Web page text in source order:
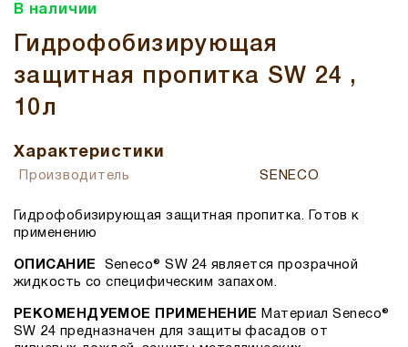
В наличии
Гидрофобизирующая
защитная пропитка SW 24 ,
10л
Характеристики
Производитель SENECO
Гидрофобизирующая защитная пропитка. Готов к
применению
ОПИСАНИЕ
Seneco® SW 24 является прозрачной
жидкость со специфическим запахом.
РЕКОМЕНДУЕМОЕ ПРИМЕНЕНИЕ Материал Seneco®
SW 24 предназначен для защиты фасадов от